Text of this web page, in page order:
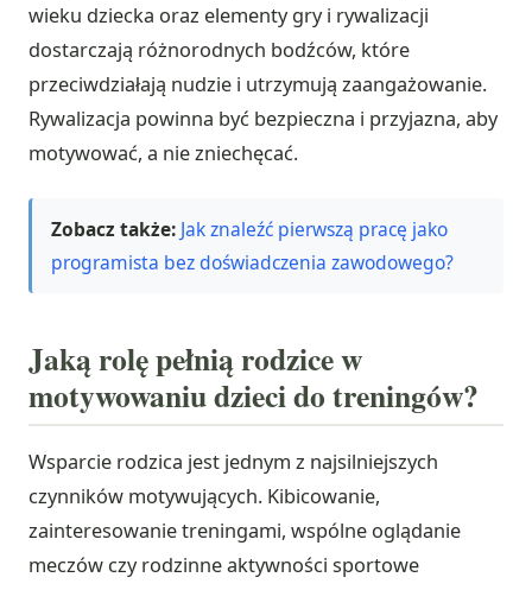
wieku dziecka oraz elementy gry i rywalizacji
dostarczają różnorodnych bodźców, które
przeciwdziałają nudzie i utrzymują zaangażowanie.
Rywalizacja powinna być bezpieczna i przyjazna, aby
motywować, a nie zniechęcać.
Zobacz także: Jak znaleźć pierwszą pracę jako
programista bez doświadczenia zawodowego?
Jaką rolę pełnią rodzice w
motywowaniu dzieci do treningów?
Wsparcie rodzica jest jednym z najsilniejszych
czynników motywujących. Kibicowanie,
zainteresowanie treningami, wspólne oglądanie
meczów czy rodzinne aktywności sportowe